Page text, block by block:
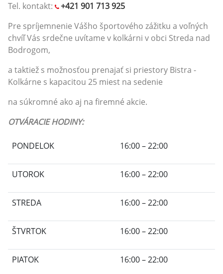
Tel. kontakt:
+421 901 713 925
Pre spríjemnenie Vášho športového zážitku a voľných
chvíľ Vás srdečne uvítame v kolkárni v obci Streda nad
Bodrogom,
a taktiež s možnosťou prenajať si priestory Bistra -
Kolkárne s kapacitou 25 miest na sedenie
na súkromné ako aj na firemné akcie.
OTVÁRACIE HODINY:
PONDELOK 16:00 – 22:00
UTOROK 16:00 – 22:00
STREDA 16:00 – 22:00
ŠTVRTOK 16:00 – 22:00
PIATOK 16:00 – 22:00